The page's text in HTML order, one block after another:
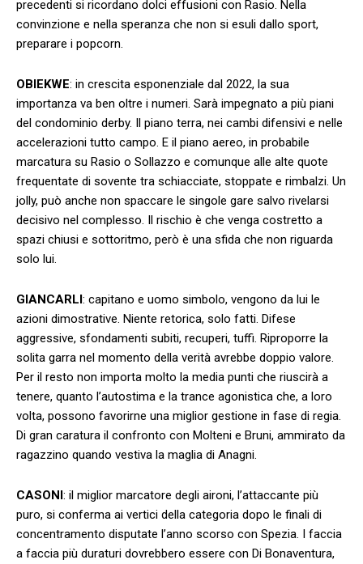
precedenti si ricordano dolci effusioni con Rasio. Nella
convinzione e nella speranza che non si esuli dallo sport,
preparare i popcorn.
OBIEKWE: in crescita esponenziale dal 2022, la sua
importanza va ben oltre i numeri. Sarà impegnato a più piani
del condominio derby. Il piano terra, nei cambi difensivi e nelle
accelerazioni tutto campo. E il piano aereo, in probabile
marcatura su Rasio o Sollazzo e comunque alle alte quote
frequentate di sovente tra schiacciate, stoppate e rimbalzi. Un
jolly, può anche non spaccare le singole gare salvo rivelarsi
decisivo nel complesso. Il rischio è che venga costretto a
spazi chiusi e sottoritmo, però è una sfida che non riguarda
solo lui.
GIANCARLI: capitano e uomo simbolo, vengono da lui le
azioni dimostrative. Niente retorica, solo fatti. Difese
aggressive, sfondamenti subiti, recuperi, tuffi. Riproporre la
solita garra nel momento della verità avrebbe doppio valore.
Per il resto non importa molto la media punti che riuscirà a
tenere, quanto l’autostima e la trance agonistica che, a loro
volta, possono favorirne una miglior gestione in fase di regia.
Di gran caratura il confronto con Molteni e Bruni, ammirato da
ragazzino quando vestiva la maglia di Anagni.
CASONI: il miglior marcatore degli aironi, l’attaccante più
puro, si conferma ai vertici della categoria dopo le finali di
concentramento disputate l’anno scorso con Spezia. I faccia
a faccia più duraturi dovrebbero essere con Di Bonaventura,